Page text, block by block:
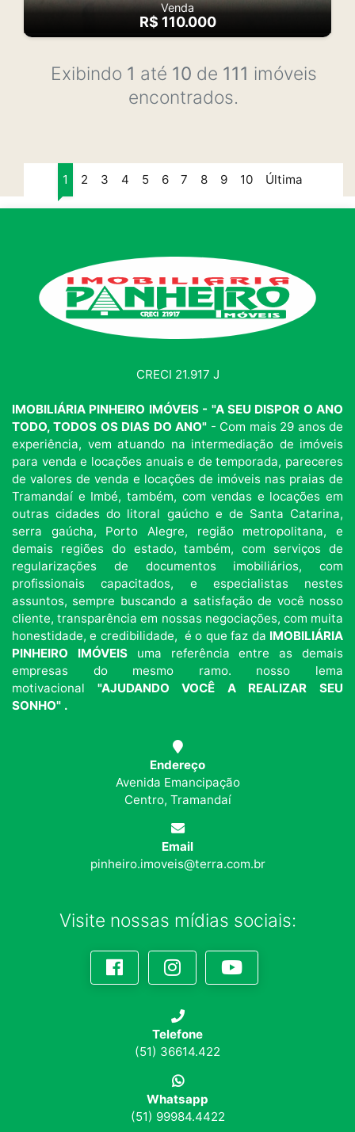
Venda
R$ 110.000
Exibindo 1 até 10 de 111 imóveis
encontrados.
1 2 3 4 5 6 7 8 9 10 Última
CRECI 21.917 J
IMOBILIÁRIA PINHEIRO IMÓVEIS - "A SEU DISPOR O ANO
TODO, TODOS OS DIAS DO ANO" - Com mais 29 anos de
experiência, vem atuando na intermediação de imóveis
para venda e locações anuais e de temporada, pareceres
de valores de venda e locações de imóveis nas praias de
Tramandaí e Imbé, também, com vendas e locações em
outras cidades do litoral gaúcho e de Santa Catarina,
serra gaúcha, Porto Alegre, região metropolitana, e
demais regiões do estado, também, com serviços de
regularizações de documentos imobiliários, com
profissionais capacitados, e especialistas nestes
assuntos, sempre buscando a satisfação de você nosso
cliente, transparência em nossas negociações, com muita
honestidade, e credibilidade, é o que faz da IMOBILIÁRIA
PINHEIRO IMÓVEIS uma referência entre as demais
empresas do mesmo ramo. nosso lema
motivacional "AJUDANDO VOCÊ A REALIZAR SEU
SONHO" .
Endereço
Avenida Emancipação
Centro, Tramandaí
Email
pinheiro.imoveis@terra.com.br
Visite nossas mídias sociais:
Telefone
(51) 36614.422
Whatsapp
(51) 99984.4422